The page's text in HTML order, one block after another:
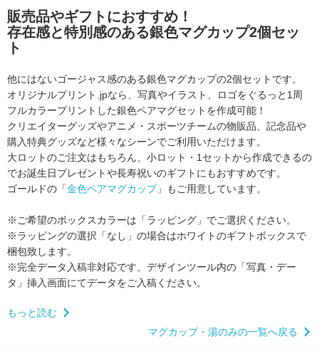
販売品やギフトにおすすめ！
存在感と特別感のある銀色マグカップ2個セッ
ト
他にはないゴージャス感のある銀色マグカップの2個セットです。
オリジナルプリント.jpなら、写真やイラスト、ロゴをぐるっと1周
フルカラープリントした銀色ペアマグセットを作成可能！
クリエイターグッズやアニメ・スポーツチームの物販品、 記念品や
購入特典グッズなど様々なシーンでご利用いただけます。
大ロットのご注文はもちろん、小ロット・1セットから作成できるの
でお誕生日プレゼントや長寿祝いのギフトにもおすすめです。
ゴールドの「金色ペアマグカップ」もご用意しています。
※ご希望のボックスカラーは「ラッピング」でご選択ください。
※ラッピングの選択「なし」の場合はホワイトのギフトボックスで
梱包致します。
※完全データ入稿非対応です。 デザインツール内の「写真・デー
タ」挿入画面にてデータをご入稿ください。
もっと読む
マグカップ・湯のみの一覧へ戻る